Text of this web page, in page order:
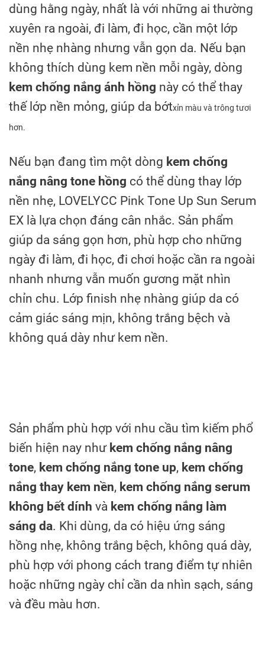
dùng hằng ngày, nhất là với những ai thường
xuyên ra ngoài, đi làm, đi học, cần một lớp
nền nhẹ nhàng nhưng vẫn gọn da. Nếu bạn
không thích dùng kem nền mỗi ngày, dòng
kem chống nắng ánh hồng này có thể thay
thế lớp nền mỏng, giúp da bớtxỉn màu và trông tươi
hơn.
Nếu bạn đang tìm một dòng kem chống
nắng nâng tone hồng có thể dùng thay lớp
nền nhẹ, LOVELYCC Pink Tone Up Sun Serum
EX là lựa chọn đáng cân nhắc. Sản phẩm
giúp da sáng gọn hơn, phù hợp cho những
ngày đi làm, đi học, đi chơi hoặc cần ra ngoài
nhanh nhưng vẫn muốn gương mặt nhìn
chỉn chu. Lớp finish nhẹ nhàng giúp da có
cảm giác sáng mịn, không trắng bệch và
không quá dày như kem nền.
Sản phẩm phù hợp với nhu cầu tìm kiếm phổ
biến hiện nay như kem chống nắng nâng
tone, kem chống nắng tone up, kem chống
nắng thay kem nền, kem chống nắng serum
không bết dính và kem chống nắng làm
sáng da. Khi dùng, da có hiệu ứng sáng
hồng nhẹ, không trắng bệch, không quá dày,
phù hợp với phong cách trang điểm tự nhiên
hoặc những ngày chỉ cần da nhìn sạch, sáng
và đều màu hơn.